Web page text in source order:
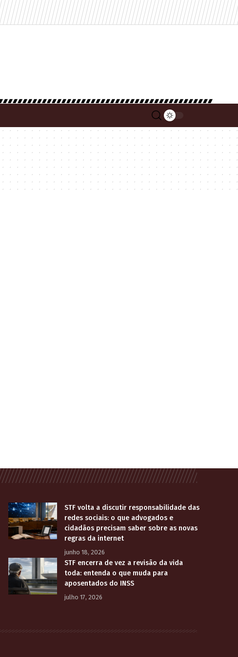
STF volta a discutir responsabilidade das
redes sociais: o que advogados e
cidadãos precisam saber sobre as novas
regras da internet
junho 18, 2026
STF encerra de vez a revisão da vida
toda: entenda o que muda para
aposentados do INSS
julho 17, 2026